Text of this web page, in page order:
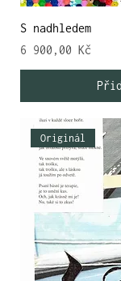
S nadhledem
Cena
6 900,00 Kč
Originál